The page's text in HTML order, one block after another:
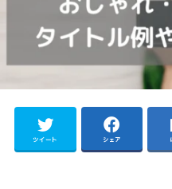
ツイート シェア